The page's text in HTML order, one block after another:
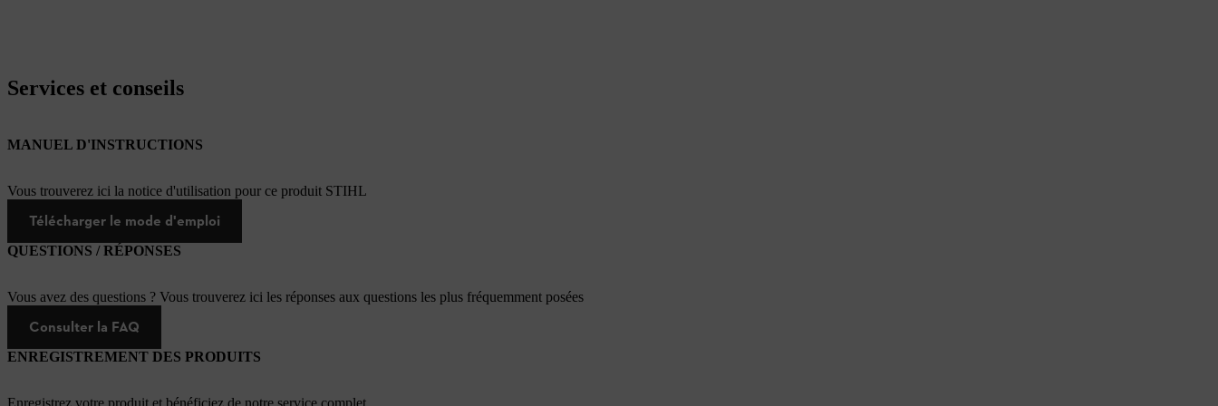
Services et conseils
MANUEL D'INSTRUCTIONS
Vous trouverez ici la notice d'utilisation pour ce produit STIHL
Télécharger le mode d'emploi
QUESTIONS / RÉPONSES
Vous avez des questions ? Vous trouverez ici les réponses aux questions les plus fréquemment posées
Consulter la FAQ
ENREGISTREMENT DES PRODUITS
Enregistrez votre produit et bénéficiez de notre service complet